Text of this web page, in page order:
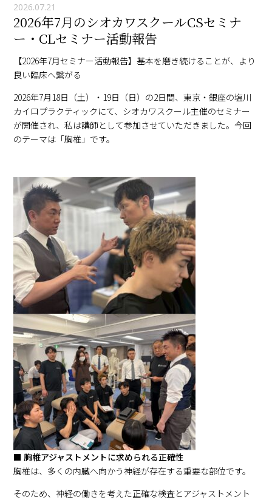
2026.07.21
2026年7月のシオカワスクールCSセミナ
ー・CLセミナー活動報告
【2026年7月セミナー活動報告】基本を磨き続けることが、より
良い臨床へ繋がる
2026年7月18日（土）・19日（日）の2日間、東京・銀座の塩川
カイロプラクティックにて、シオカワスクール主催のセミナー
が開催され、私は講師として参加させていただきました。今回
のテーマは「胸椎」です。
■ 胸椎アジャストメントに求められる正確性
胸椎は、多くの内臓へ向かう神経が存在する重要な部位です。
そのため、神経の働きを考えた正確な検査とアジャストメント